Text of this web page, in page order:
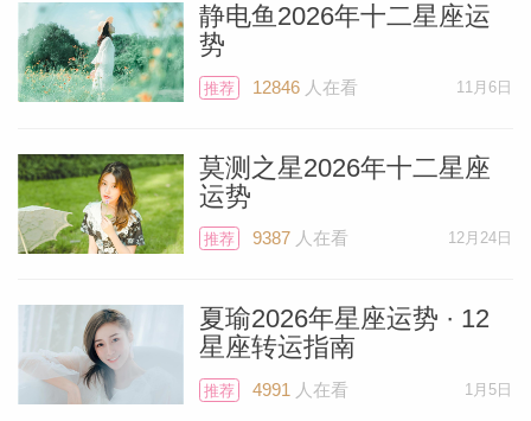
是探索更适合你的新选择的时候。爱人可能
是这一改变的催化剂，或者你可能决定是时
候组建家庭了。另外，与海外的亲戚朋友联
系也可能为你打开一个全新的世界。令人兴
奋的转变可能就在前方，鼓励你成长，发现
什么能让你真正快乐。
双鱼座
你的思维可能以闪电般的速度运转。你很幸
静电鱼2026年十二星座运
势
推荐 12846人在看 11月6日
莫测之星2026年十二星座
运势
推荐 9387人在看 12月24日
夏瑜2026年星座运势 · 12
星座转运指南
推荐 4991 人在看 1月5日